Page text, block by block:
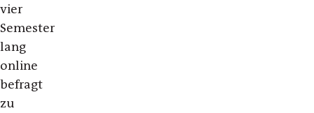
vier
Semester
lang
online
befragt
zu